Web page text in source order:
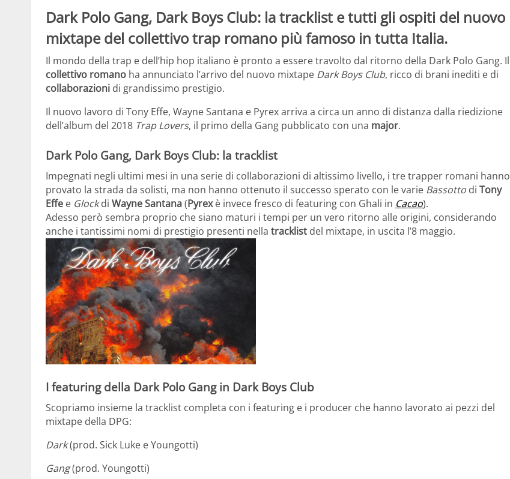
Dark Polo Gang, Dark Boys Club: la tracklist e tutti gli ospiti del nuovo
mixtape del collettivo trap romano più famoso in tutta Italia.
Il mondo della trap e dell’hip hop italiano è pronto a essere travolto dal ritorno della Dark Polo Gang. Il
collettivo romano ha annunciato l’arrivo del nuovo mixtape Dark Boys Club, ricco di brani inediti e di
collaborazioni di grandissimo prestigio.
Il nuovo lavoro di Tony Effe, Wayne Santana e Pyrex arriva a circa un anno di distanza dalla riedizione
dell’album del 2018 Trap Lovers, il primo della Gang pubblicato con una major.
Dark Polo Gang, Dark Boys Club: la tracklist
Impegnati negli ultimi mesi in una serie di collaborazioni di altissimo livello, i tre trapper romani hanno
provato la strada da solisti, ma non hanno ottenuto il successo sperato con le varie Bassotto di Tony
Effe e Glockdi Wayne Santana(Pyrexè invece fresco di featuring con Ghali in Cacao).
Adesso però sembra proprio che siano maturi i tempi per un vero ritorno alle origini, considerando
anche i tantissimi nomi di prestigio presenti nella tracklist del mixtape, in uscita l’8 maggio.
I featuring della Dark Polo Gang in Dark Boys Club
Scopriamo insieme la tracklist completa con i featuring e i producer che hanno lavorato ai pezzi del
mixtape della DPG:
Dark(prod. Sick Luke e Youngotti)
Gang(prod. Youngotti)